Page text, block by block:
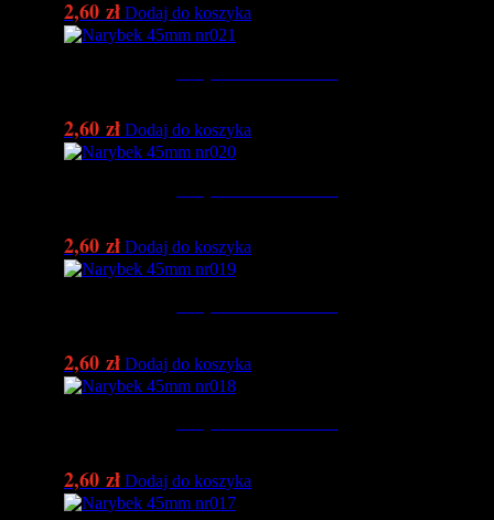
2,60 zł Dodaj do koszyka
2,60 zł Dodaj do koszyka
2,60 zł Dodaj do koszyka
2,60 zł Dodaj do koszyka
2,60 zł Dodaj do koszyka